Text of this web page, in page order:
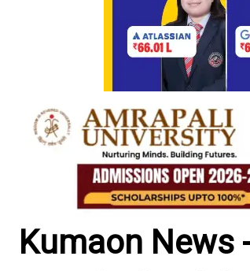
Kumaon News -